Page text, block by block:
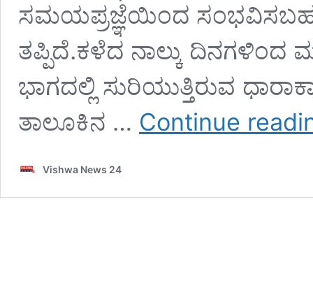
ಸಮಯಪ್ರಜ್ಞೆಯಿಂದ
ತಪ್ಪಿದೆ.ಕಳೆದ ನಾಲ್ಕು
ಭಾಗದಲ್ಲಿ ಸುರಿಯುತ್ತಿರುವ
ತಾಲೂಕಿನ … Continue
Vishwa News 24